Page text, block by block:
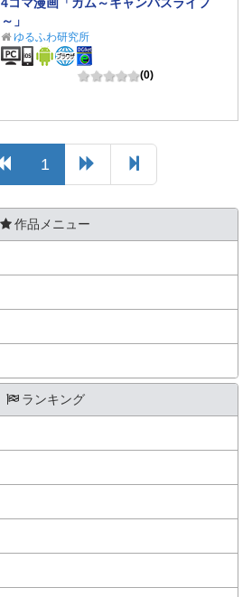
～」
ゆるふわ研究所
(0)
1
作品メニュー
ランキング